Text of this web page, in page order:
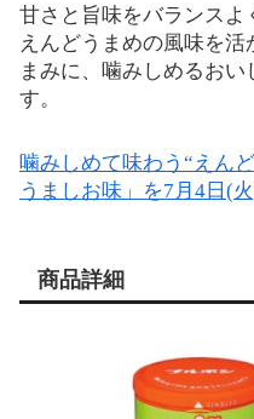
甘さと旨味をバランスよ
えんどうまめの風味を
まみに、噛みしめるお
す。
噛みしめて味わう“えん
うましお味」を7月4日(
商品詳細